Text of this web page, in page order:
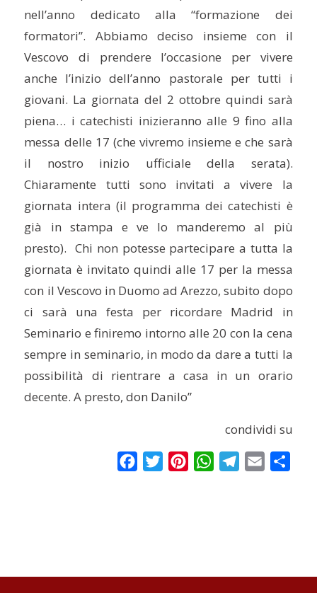
nell’anno dedicato alla “formazione dei
formatori”. Abbiamo deciso insieme con il
Vescovo di prendere l’occasione per vivere
anche l’inizio dell’anno pastorale per tutti i
giovani. La giornata del 2 ottobre quindi sarà
piena… i catechisti inizieranno alle 9 fino alla
messa delle 17 (che vivremo insieme e che sarà
il nostro inizio ufficiale della serata).
Chiaramente tutti sono invitati a vivere la
giornata intera (il programma dei catechisti è
già in stampa e ve lo manderemo al più
presto). Chi non potesse partecipare a tutta la
giornata è invitato quindi alle 17 per la messa
con il Vescovo in Duomo ad Arezzo, subito dopo
ci sarà una festa per ricordare Madrid in
Seminario e finiremo intorno alle 20 con la cena
sempre in seminario, in modo da dare a tutti la
possibilità di rientrare a casa in un orario
decente. A presto, don Danilo”
condividi su
FacebookTwitterPinterestWhatsAppTelegram
Email